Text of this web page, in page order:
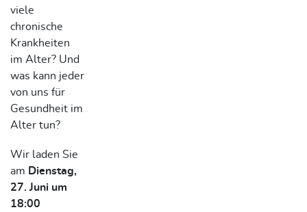
viele
chronische
Krankheiten
im Alter? Und
was kann jeder
von uns für
Gesundheit im
Alter tun?
Wir laden Sie
am Dienstag,
27. Juni um
18:00